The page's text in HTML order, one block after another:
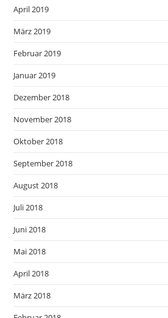
April 2019
März 2019
Februar 2019
Januar 2019
Dezember 2018
November 2018
Oktober 2018
September 2018
August 2018
Juli 2018
Juni 2018
Mai 2018
April 2018
März 2018